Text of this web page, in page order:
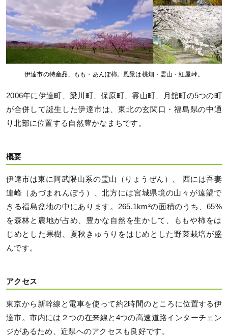
伊達市の特産品、もも・あんぽ柿。風景は桃畑・霊山・紅屋峠。
2006年に伊達町、梁川町、保原町、霊山町、月舘町の5つの町
が合併して誕生した伊達市は、東北の玄関口・福島県の中通
り北部に位置する自然豊かなまちです。
概要
伊達市は東に阿武隈山系の霊山（りょうぜん）、 西には吾妻
連峰（あづまれんぽう）、北方には宮城県境の山々が遠望で
きる福島盆地の中にあります。265.1km²の面積のうち、65%
を森林と農地が占め、豊かな自然を生かして、ももや柿をは
じめとした果樹、夏秋きゅうりをはじめとした野菜栽培が盛
んです。
アクセス
東京から新幹線と電車を使って約2時間のところに位置する伊
達市。市内には２つの在来線と4つの高速道路インターチェン
ジがあるため、近県へのアクセスも良好です。